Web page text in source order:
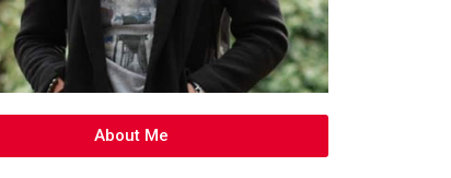
About Me